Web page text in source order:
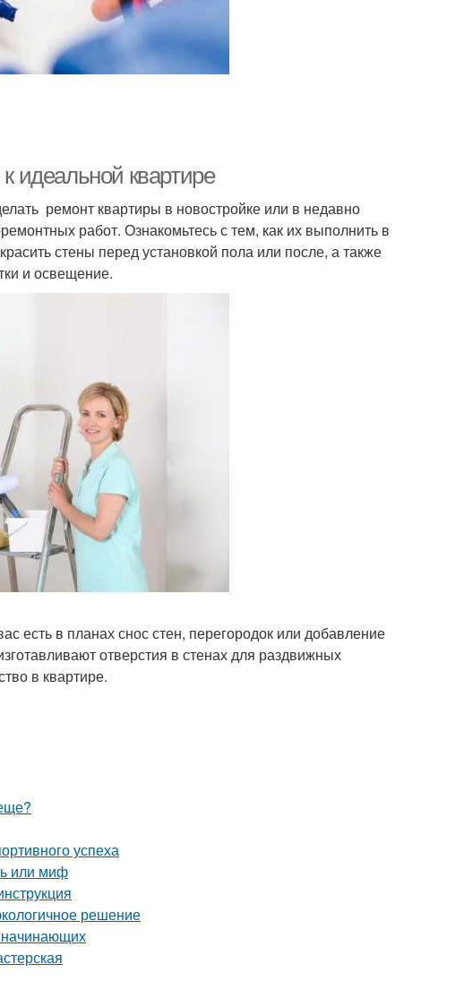
идеальной квартире
ремонт квартиры в новостройке или в недавно
работ. Ознакомьтесь с тем, как их выполнить в
стены перед установкой пола или после, а также
и освещение.
есть в планах снос стен, перегородок или добавление
отверстия в стенах для раздвижных
в квартире.
успеха
или миф
решение
начинающих